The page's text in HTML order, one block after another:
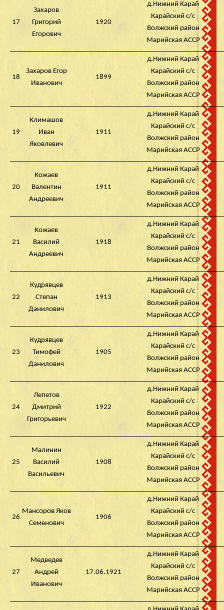
17
Захаров
Григорий
Егорович
1920
д.Нижний Карай
Карайский с/с
Волжский район
Марийская АССР
18
Захаров Егор
Иванович
1899
д.Нижний Карай
Карайский с/с
Волжский район
Марийская АССР
19
Климашов
Иван
Яковлевич
1911
д.Нижний Карай
Карайский с/с
Волжский район
Марийская АССР
20
Кожаев
Валентин
Андреевич
1911
д.Нижний Карай
Карайский с/с
Волжский район
Марийская АССР
21
Кожаев
Василий
Андреевич
1918
д.Нижний Карай
Карайский с/с
Волжский район
Марийская АССР
22
Кудрявцев
Степан
Данилович
1913
д.Нижний Карай
Карайский с/с
Волжский район
Марийская АССР
23
Кудрявцев
Тимофей
Данилович
1905
д.Нижний Карай
Карайский с/с
Волжский район
Марийская АССР
24
Лепетов
Дмитрий
Григорьевич
1922
д.Нижний Карай
Карайский с/с
Волжский район
Марийская АССР
25
Малинин
Василий
Васильевич
1908
д.Нижний Карай
Карайский с/с
Волжский район
Марийская АССР
26
Мансоров Яков
Семенович
1906
д.Нижний Карай
Карайский с/с
Волжский район
Марийская АССР
27
Медведев
Андрей
Иванович
17.06.1921
д.Нижний Карай
Карайский с/с
Волжский район
Марийская АССР